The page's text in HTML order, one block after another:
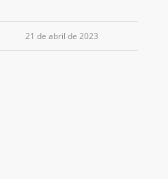
21 de abril de 2023